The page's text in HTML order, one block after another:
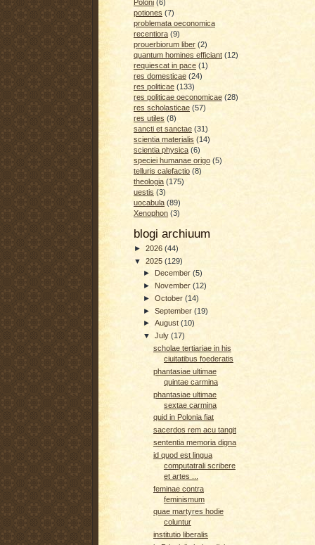
Poloni (6)
potiones (7)
problemata oeconomica
recentiora (9)
prouerbiorum liber (2)
quantum homines efficiant (12)
requiescat in pace (1)
res domesticae (24)
res politicae (133)
res politicae oeconomicae (28)
res scholasticae (57)
res utiles (8)
sancti et sanctae (31)
scientia materialis (14)
scientia physica (6)
speciei humanae origo (5)
telluris calefactio (8)
theologia (175)
uestis (3)
uocabula (89)
Xenophon (3)
blogi archiuum
► 2026 (44)
▼ 2025 (129)
►
December(5)
►November(12)
►October(14)
►September(19)
►August(10)
▼July(17)
scholae tertiariae in his
ciuitatibus foederatis
phantasiae ultimae
quintae carmina
phantasiae ultimae
sextae carmina
quid in Polonia fiat
sacerdos rem acu tangit
sententia memoria digna
id quod est lingua
computatrali scribere
et artes ...
feminae contra
feminismum
quae martyres hodie
coluntur
institutio liberalis